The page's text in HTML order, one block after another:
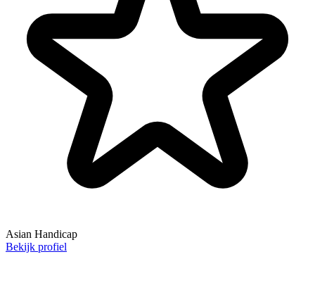
Asian Handicap
Bekijk profiel